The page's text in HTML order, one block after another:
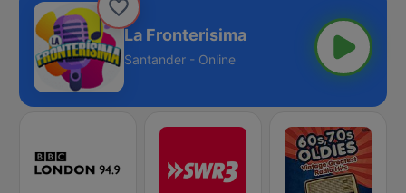
La Fronterisima
Santander - Online